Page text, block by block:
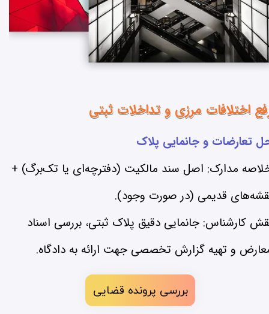
اختلافات مرزی و تداخلات ثبتی​​​​​​​
تعارضات و جانمایی پلاک
مدارک: اصل سند مالکیت (دفترچه‌ای یا تک‌برگ) +
قدیمی (در صورت وجود).
کارشناس: جانمایی دقیق پلاک ثبتی، بررسی اسناد
و تهیه گزارش تخصصی جهت ارائه به دادگاه.
بررسی پرونده قضایی